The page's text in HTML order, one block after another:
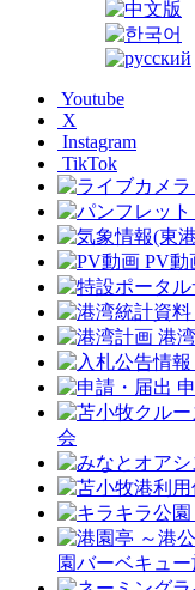
Youtube
X
Instagram
TikTok
PV動
港
会
園バーベキュー